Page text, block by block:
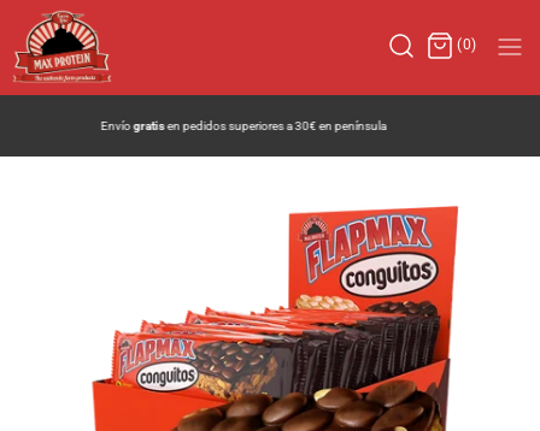
(0)
Bienvenidos a lanueva webde Max Protein®